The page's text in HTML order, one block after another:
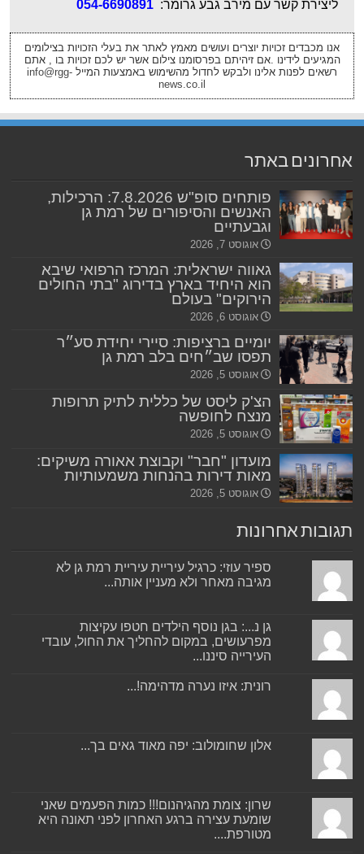
ליצירת קשר עם מירב גבע גרומר:054-6690891
אנו מכבדים זכויות יוצרים ועושים מאמץ לאתר את בעלי הזכויות בצילומים
המגיעים לידינו .אם זיהיתם בפרסומנו צילום אשר יש לכם זכויות בו , אתם
רשאים לפנות אלינו ולבקש לחדול מהשימוש באמצעות המייל info@rgg-
news.co.il
אחרונים באתר
פותחים סופ"ש 7.8.2026: הרכילות,
האנשים והסיפורים של רמת גן
וגבעתיים
אוגוסט 7, 2026
גאווה ישראלית: המרכז הרפואי שיבא
הוא היחיד בארץ בדירוג "בתי החולים
הירוקים" בעולם
אוגוסט 6, 2026
יומיים ברציפות: סיירי יחידת סע״ר
תפסו שב״חים בלב רמת גן
אוגוסט 5, 2026
הצ'ק ליסט של כללית לתיק תרופות
מנצח לחופשה
אוגוסט 5, 2026
מועדון "חבר" וקבוצת אאורה משיקים:
מאות דירות בהנחות משמעותיות
אוגוסט 5, 2026
תגובות אחרונות
ספיר עוזי: כרגיל עיריית עיריית רמת גן לא
מגיבה מאחר ולא מעניין אותה...
גן נ...: בגן נוסף הילדים חטפו עקיצות
מפרעושים, במקום להחליך את החול, עובדי
העירייה סיננו...
רונית: איזו נערה מדהימה!...
אלון שחומולוב: יפה מאוד גאים בך...
שרון: צומת מהגיהנום!!! כמות הפעמים שאני
שומעת עצירה ברגע האחרון לפני תאונה היא
מטורפת....